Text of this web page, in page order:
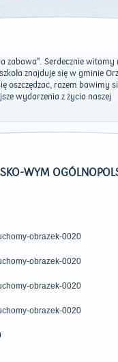
zabawa''. Serdecznie witamy
znajduje się w gminie
oszczędzać, razem bawimy
wydarzenia z życia naszej
WYM